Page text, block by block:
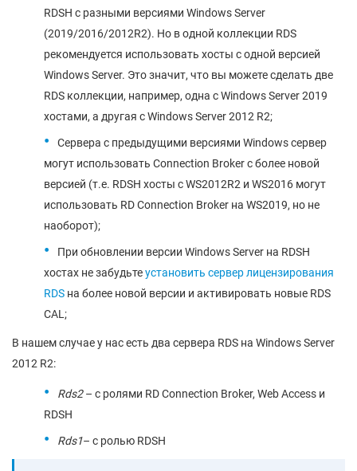
RDSH с разными версиями Windows Server
(2019/2016/2012R2). Но в одной коллекции RDS
рекомендуется использовать хосты с одной версией
Windows Server. Это значит, что вы можете сделать две
RDS коллекции, например, одна с Windows Server 2019
хостами, а другая с Windows Server 2012 R2;
Сервера с предыдущими версиями Windows сервер
могут использовать Connection Broker с более новой
версией (т.е. RDSH хосты с WS2012R2 и WS2016 могут
использовать RD Connection Broker на WS2019, но не
наоборот);
При обновлении версии Windows Server на RDSH
хостах не забудьтеустановить сервер лицензирования
RDS на более новой версии и активировать новые RDS
CAL;
В нашем случае у нас есть два сервера RDS на Windows Server
2012 R2:
Rds2– с ролями RD Connection Broker, Web Access и
RDSH
Rds1– с ролью RDSH